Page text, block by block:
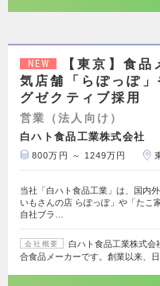
NEW
【東京】食
気店舗「らぽっぽ
グゼクティブ採用
営業（法人向け）
白ハト食品工業株式会社
800万円 ～ 1249万円
当社「白ハト食品工業」は、国内
いもさんの店 らぽっぽ」や「たこ
自社ブラ…
会社概要
白ハト食品工業株式会
合食品メーカーです。創業以来、